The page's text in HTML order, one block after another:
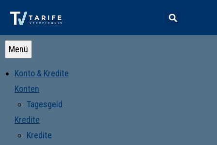
Menü
Konto & Kredite
Konten
Tagesgeld
Kredite
Kredite